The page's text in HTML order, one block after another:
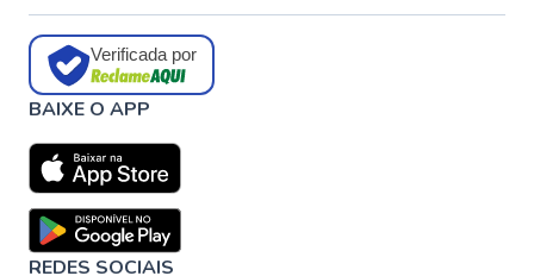
Verificada por
BAIXE O APP
REDES SOCIAIS